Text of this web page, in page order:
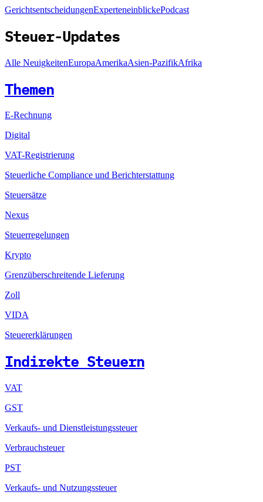
GerichtsentscheidungenExperteneinblickePodcast
Steuer-Updates
Alle NeuigkeitenEuropaAmerikaAsien-PazifikAfrika
Themen
E-Rechnung
Digital
VAT-Registrierung
Steuerliche Compliance und Berichterstattung
Steuersätze
Nexus
Steuerregelungen
Krypto
Grenzüberschreitende Lieferung
Zoll
VIDA
Steuererklärungen
Indirekte Steuern
VAT
GST
Verkaufs- und Dienstleistungssteuer
Verbrauchsteuer
PST
Verkaufs- und Nutzungssteuer